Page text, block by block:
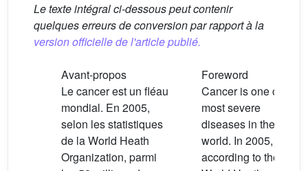
Le texte intégral ci-dessous peut contenir
quelques erreurs de conversion par rapport à la
version officielle de l'article publié.
Avant-propos
Le cancer est un fléau
mondial. En 2005,
selon les statistiques
de la World Heath
Organization, parmi
Foreword
Cancer is one of the
most severe
diseases in the
world. In 2005,
according to the